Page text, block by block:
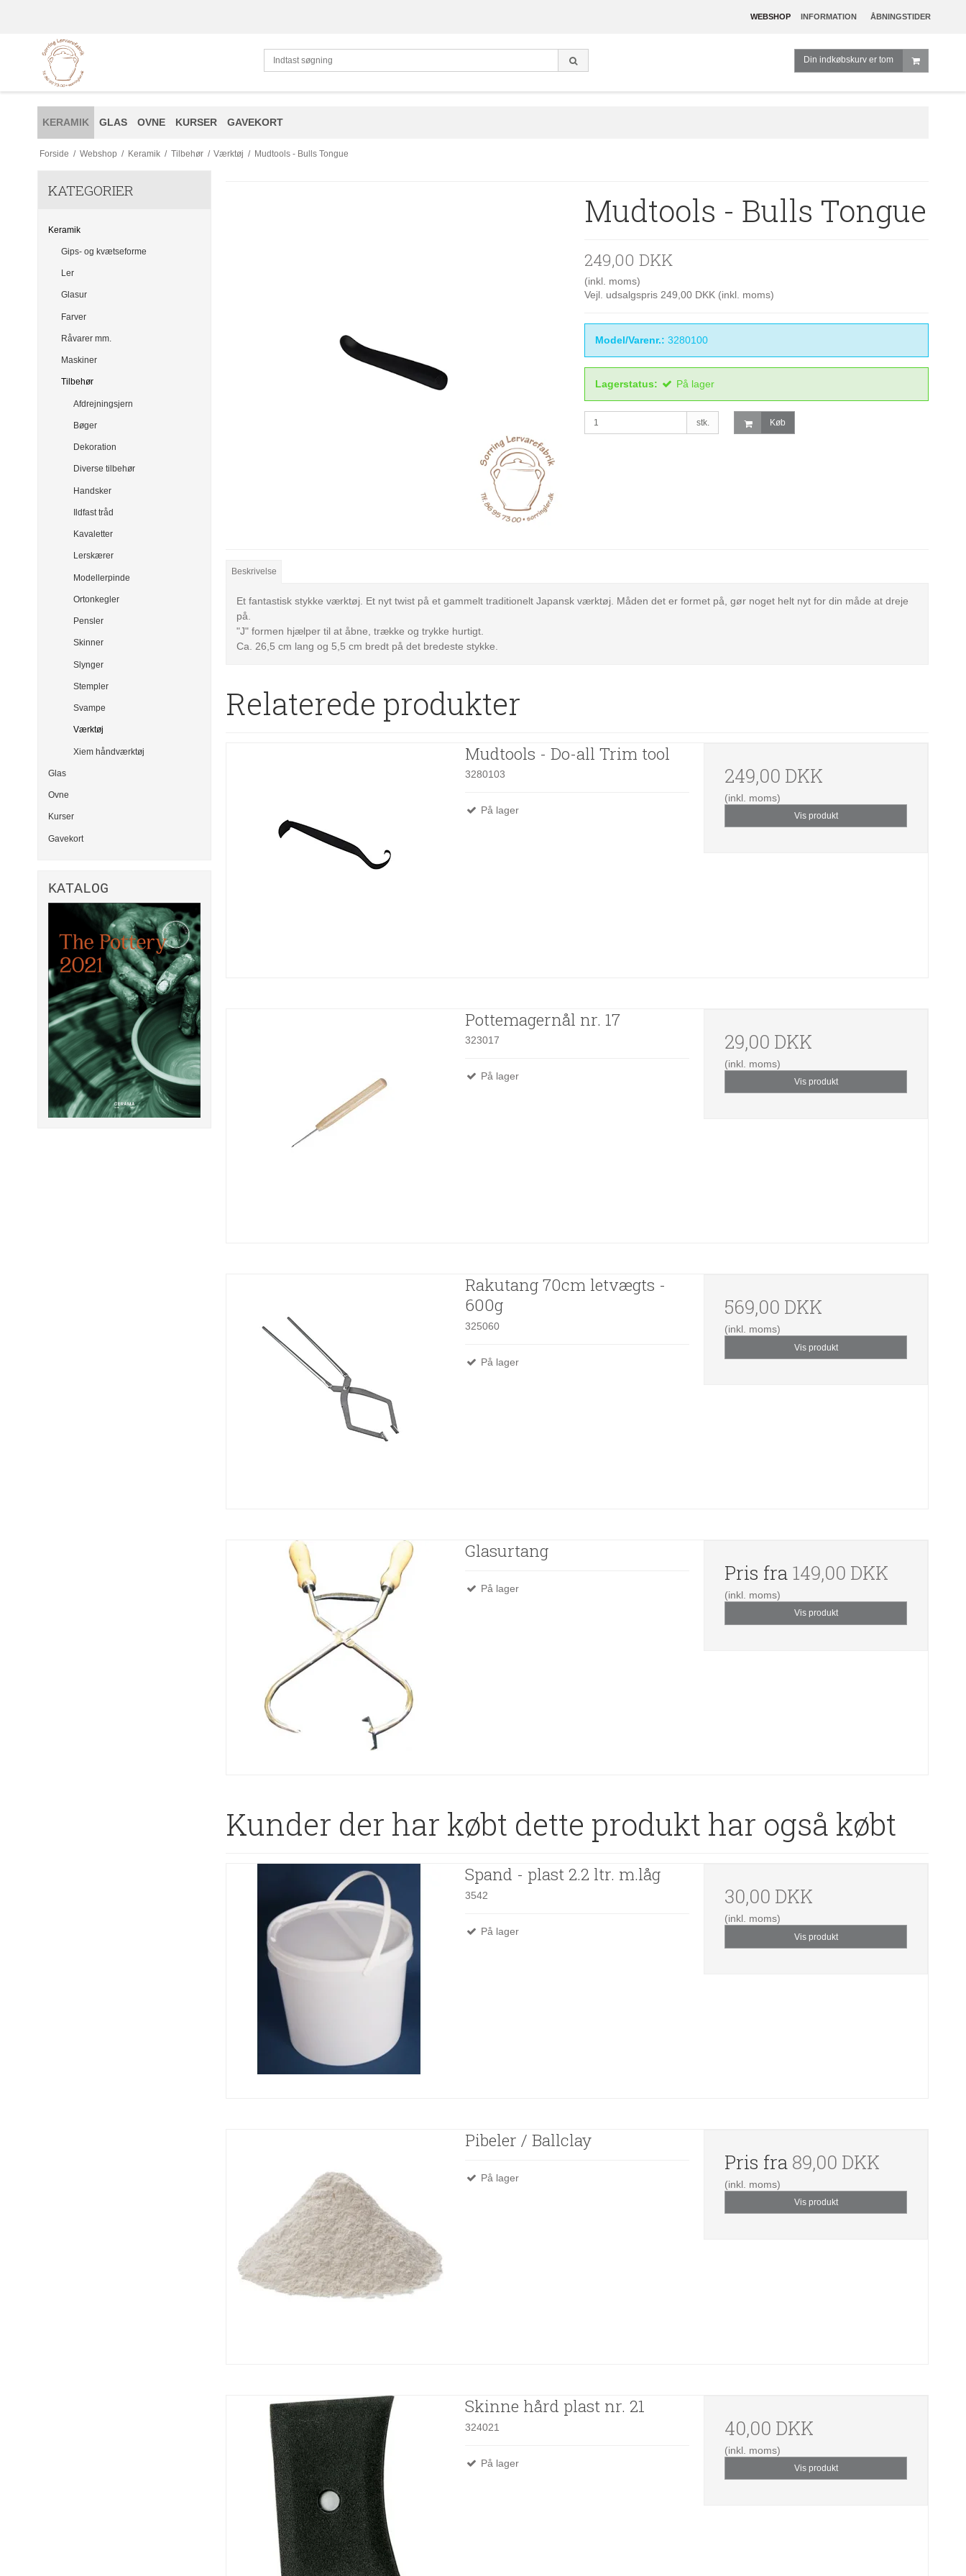
WEBSHOP INFORMATION ÅBNINGSTIDER
Din indkøbskurv er tom
KERAMIK GLAS OVNE KURSER GAVEKORT
Forside / Webshop / Keramik / Tilbehør / Værktøj / Mudtools - Bulls Tongue
KATEGORIER
Keramik
Gips- og kvætseforme
Ler
Glasur
Farver
Råvarer mm.
Maskiner
Tilbehør
Afdrejningsjern
Bøger
Dekoration
Diverse tilbehør
Handsker
Ildfast tråd
Kavaletter
Lerskærer
Modellerpinde
Ortonkegler
Pensler
Skinner
Slynger
Stempler
Svampe
Værktøj
Xiem håndværktøj
Glas
Ovne
Kurser
Gavekort
KATALOG
Mudtools - Bulls Tongue
249,00 DKK
(inkl. moms)
Vejl. udsalgspris 249,00 DKK (inkl. moms)
Model/Varenr.: 3280100
Lagerstatus: På lager
stk. Køb
Beskrivelse
Et fantastisk stykke værktøj. Et nyt twist på et gammelt traditionelt Japansk værktøj. Måden det er formet på, gør noget helt nyt for din måde at dreje
på.
"J" formen hjælper til at åbne, trække og trykke hurtigt.
Ca. 26,5 cm lang og 5,5 cm bredt på det bredeste stykke.
Relaterede produkter
Mudtools - Do-all Trim tool
3280103
På lager
249,00 DKK
(inkl. moms)
Vis produkt
Pottemagernål nr. 17
323017
På lager
29,00 DKK
(inkl. moms)
Vis produkt
Rakutang 70cm letvægts -
600g
325060
På lager
569,00 DKK
(inkl. moms)
Vis produkt
Glasurtang
På lager
Pris fra 149,00 DKK
(inkl. moms)
Vis produkt
Kunder der har købt dette produkt har også købt
Spand - plast 2.2 ltr. m.låg
3542
På lager
30,00 DKK
(inkl. moms)
Vis produkt
Pibeler / Ballclay
På lager
Pris fra 89,00 DKK
(inkl. moms)
Vis produkt
Skinne hård plast nr. 21
324021
På lager
40,00 DKK
(inkl. moms)
Vis produkt